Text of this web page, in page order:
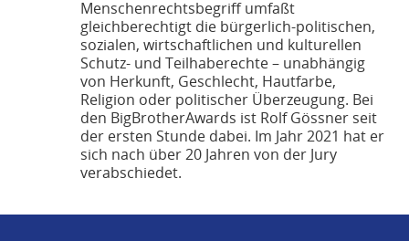
Menschenrechtsbegriff umfaßt
gleichberechtigt die bürgerlich-politischen,
sozialen, wirtschaftlichen und kulturellen
Schutz- und Teilhaberechte – unabhängig
von Herkunft, Geschlecht, Hautfarbe,
Religion oder politischer Überzeugung. Bei
den BigBrotherAwards ist Rolf Gössner seit
der ersten Stunde dabei. Im Jahr 2021 hat er
sich nach über 20 Jahren von der Jury
verabschiedet.